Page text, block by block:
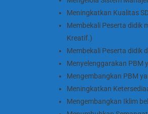
Meningkatkan Kualitas
Membekali Peserta didik
Kreatif.)
Membekali Peserta didik
Menyelenggarakan PBM
Mengembangkan PBM
Meningkatkan
Mengembangkan Iklim